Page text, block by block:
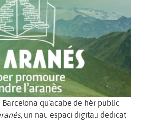
qu’acabe de hèr public
, un nau espaci digitau dedicat